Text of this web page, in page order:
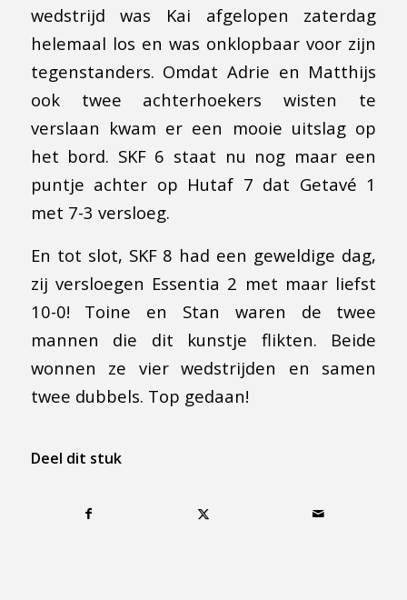
wedstrijd was Kai afgelopen zaterdag
helemaal los en was onklopbaar voor zijn
tegenstanders. Omdat Adrie en Matthijs
ook twee achterhoekers wisten te
verslaan kwam er een mooie uitslag op
het bord. SKF 6 staat nu nog maar een
puntje achter op Hutaf 7 dat Getavé 1
met 7-3 versloeg.
En tot slot, SKF 8 had een geweldige dag,
zij versloegen Essentia 2 met maar liefst
10-0! Toine en Stan waren de twee
mannen die dit kunstje flikten. Beide
wonnen ze vier wedstrijden en samen
twee dubbels. Top gedaan!
Deel dit stuk